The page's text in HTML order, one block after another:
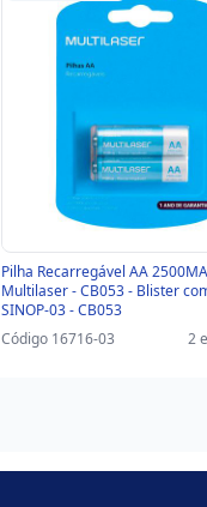
Pilha Recarregável AA
Multilaser - CB053 - Blister
SINOP-03 - CB053
Código 16716-03
2